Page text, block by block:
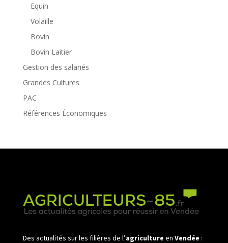
Equin
Volaille
Bovin
Bovin Laitier
Gestion des salariés
Grandes Cultures
PAC
Références Économiques
Des actualités sur les filières de l’agriculture en Vendée :